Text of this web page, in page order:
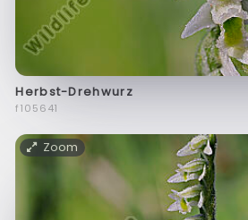
Herbst-Drehwurz
f105641
Zoom